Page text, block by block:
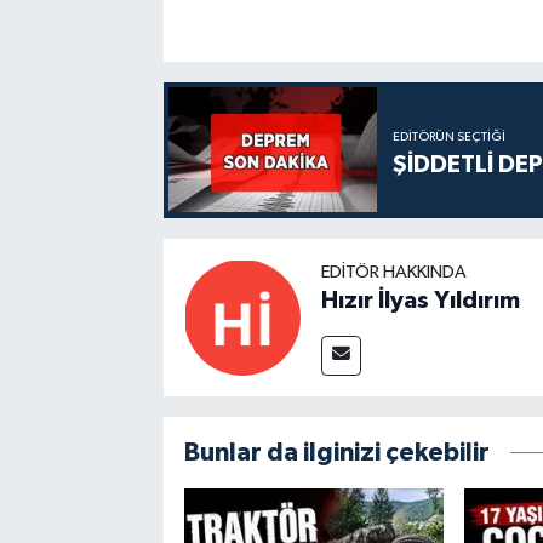
EDITÖRÜN SEÇTIĞI
ŞİDDETLİ
EDITÖR HAKKINDA
Hızır İlyas Yıldırım
Bunlar da ilginizi çekebilir